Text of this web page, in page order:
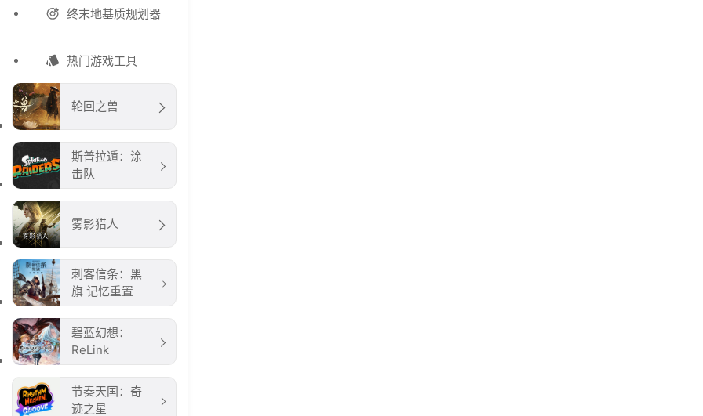
终末地基质规划器
热门游戏工具
轮回之兽
斯普拉遁：涂
击队
雾影猎人
刺客信条：黑
旗 记忆重置
碧蓝幻想：
ReLink
节奏天国：奇
迹之星